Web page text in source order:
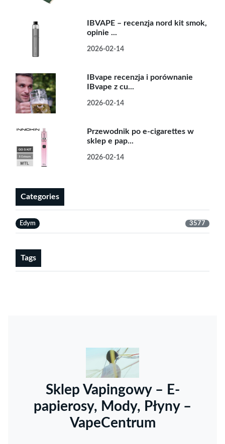
IBVAPE – recenzja nord kit smok,
opinie ...
2026-02-14
IBvape recenzja i porównanie
IBvape z cu...
2026-02-14
Przewodnik po e-cigarettes w
sklep e pap...
2026-02-14
Categories
Edym 3577
Tags
Sklep Vapingowy – E-
papierosy, Mody, Płyny –
VapeCentrum